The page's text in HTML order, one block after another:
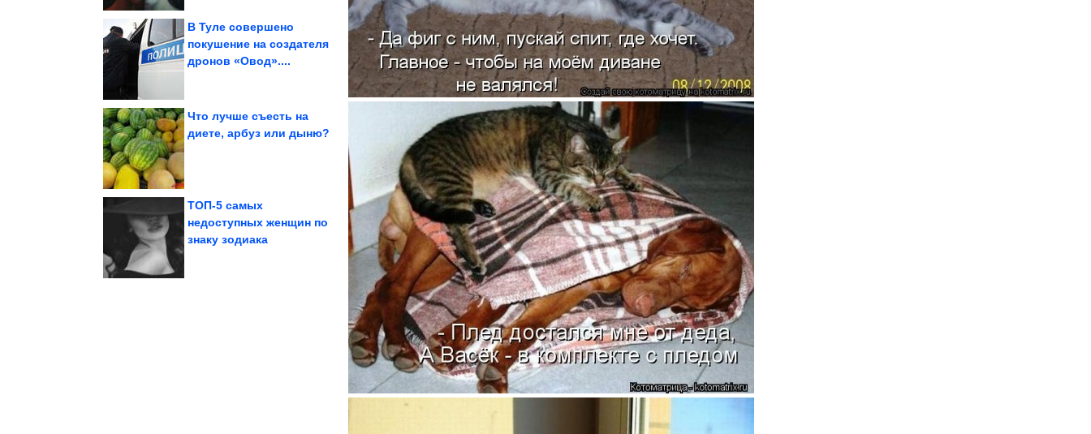
В Туле совершено
покушение на создателя
дронов «Овод»....
Что лучше съесть на
диете, арбуз или дыню?
ТОП-5 самых
недоступных женщин по
знаку зодиака
удивительных мест